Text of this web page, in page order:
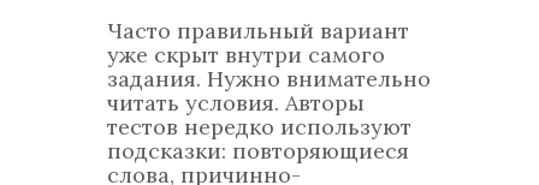
Часто правильный вариант
уже скрыт внутри самого
задания. Нужно внимательно
читать условия. Авторы
тестов нередко используют
подсказки: повторяющиеся
слова, причинно-